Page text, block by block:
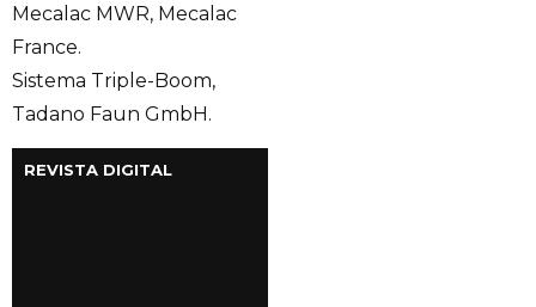
Mecalac MWR, Mecalac
France.
Sistema Triple-Boom,
Tadano Faun GmbH.
REVISTA DIGITAL